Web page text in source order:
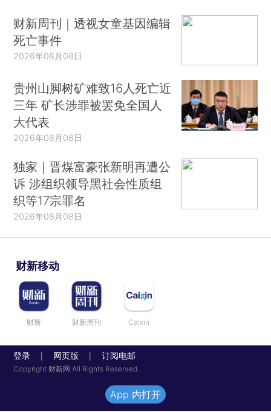
财新周刊｜透视女童基因编辑
死亡事件
2026年08月08日
贵州山脚树矿难致16人死亡近
三年 矿长涉罪被罢免全国人
大代表
2026年08月08日
独家｜晋煤富豪张新明再遭公
诉 涉组织领导黑社会性质组
织等17宗罪名
2026年08月08日
财新移动
财新 财新周刊 Caixin
登录 网页版 订阅电邮
Copyright 财新网 All Rights Reserved
App 内打开